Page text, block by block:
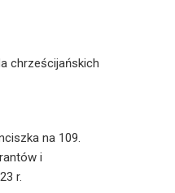
chrześcijańskich
na 109.
i
r.